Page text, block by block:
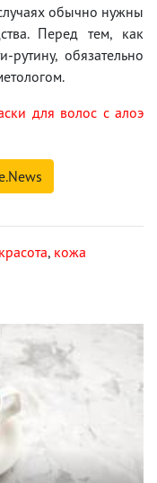
обычно нужны
Перед тем, как
обязательно
для волос с алоэ
красота, кожа